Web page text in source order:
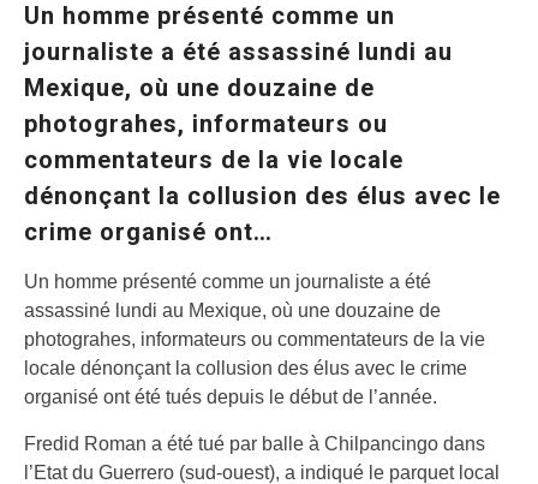
Un homme présenté comme un
journaliste a été assassiné lundi au
Mexique, où une douzaine de
photograhes, informateurs ou
commentateurs de la vie locale
dénonçant la collusion des élus avec le
crime organisé ont…
Un homme présenté comme un journaliste a été
assassiné lundi au Mexique, où une douzaine de
photograhes, informateurs ou commentateurs de la vie
locale dénonçant la collusion des élus avec le crime
organisé ont été tués depuis le début de l’année.
Fredid Roman a été tué par balle à Chilpancingo dans
l’Etat du Guerrero (sud-ouest), a indiqué le parquet local